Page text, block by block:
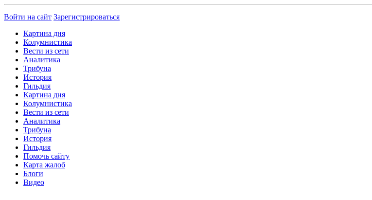
Войти на сайт Зарегистрироваться
Картина дня
Колумнистика
Вести из сети
Аналитика
Трибуна
История
Гильдия
Картина дня
Колумнистика
Вести из сети
Аналитика
Трибуна
История
Гильдия
Помочь сайту
Карта жалоб
Блоги
Видео